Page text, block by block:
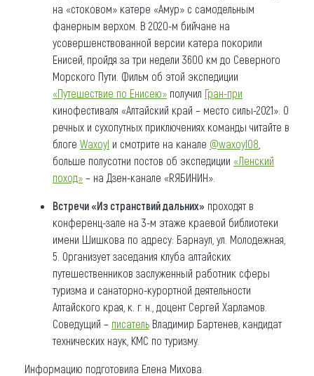
на «стоковом» катере «Амур» с самодельным
фанерным верхом. В 2020-м бийчане на
усовершенствованной версии катера покорили
Енисей, пройдя за три недели 3600 км до Северного
Морского Пути. Фильм об этой экспедиции
«Путешествие по Енисею» получил Гран-при
кинофестиваля «Алтайский край – место силы-2021». О
речных и сухопутных приключениях команды читайте в
блоге Waxoyl и смотрите на канале @waxoyl08
больше полусотни постов об экспедиции «Ленский
поход» – на Дзен-канале «RЯБИНИН».
Встречи «Из странствий дальних» проходят в
конференц-зале на 3-м этаже краевой библиотеки
имени Шишкова по адресу: Барнаул, ул. Молодежная,
5. Организует заседания клуба алтайских
путешественников заслуженный работник сферы
туризма и санаторно-курортной деятельности
Алтайского края, к. г. н., доцент Сергей Харламов.
Соведущий – писатель Владимир Бартенев, кандидат
технических наук, КМС по туризму.
Информацию подготовила Елена Михова.